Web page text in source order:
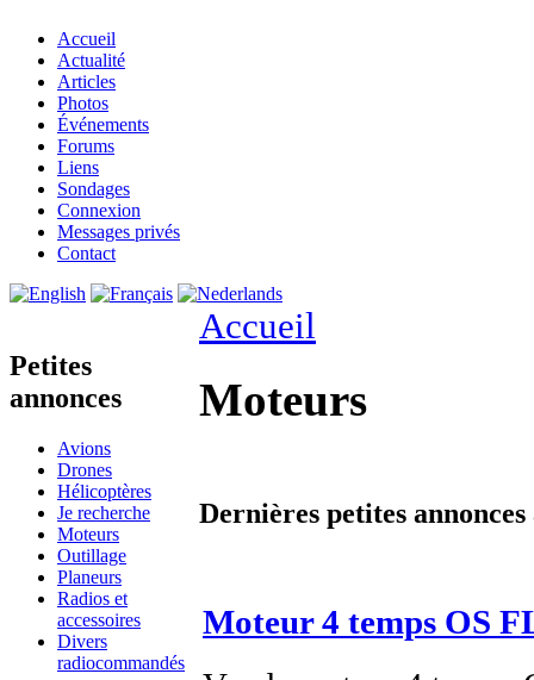
Accueil
Actualité
Articles
Photos
Événements
Forums
Liens
Sondages
Connexion
Messages privés
Contact
Petites
annonces
Avions
Drones
Hélicoptères
Je recherche
Moteurs
Outillage
Planeurs
Radios et
accessoires
Divers
radiocommandés
Accueil
Moteurs
Dernières petites annonces
Moteur 4 temps OS